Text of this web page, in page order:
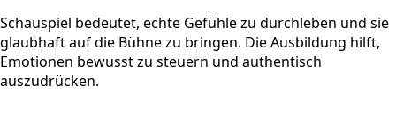
Schauspiel bedeutet, echte Gefühle zu durchleben und sie
glaubhaft auf die Bühne zu bringen. Die Ausbildung hilft,
Emotionen bewusst zu steuern und authentisch
auszudrücken.